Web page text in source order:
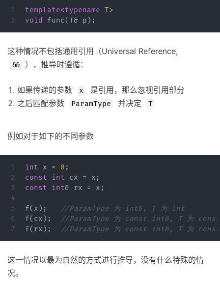
1
template<typename T>
void
func(T& p );
这种情况不包括通用引用（Universal Reference,
&& ），推导时遵循：
如果传递的参数 x
是引用，那么忽视引用部分
之后匹配参数
ParamType 并决定 T
例如对于如下的不同参数
1
2
3
4
5
6
int x = 0 ;
const
int cx = x ;
const
int& rx = x ;
f( x );
//ParamType 为 int&, T 为 int
f( cx );
//ParamType 为 const int&, T 为
f( rx ); //ParamType 为 const int&, T 为
这一情况以最为自然的方式进行推导，没有什么特殊的情
况。